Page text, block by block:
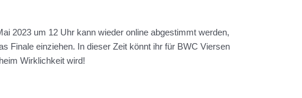
2023 um 12 Uhr kann wieder online abgestimmt werden,
Finale einziehen. In dieser Zeit könnt ihr für BWC Viersen
Wirklichkeit wird!